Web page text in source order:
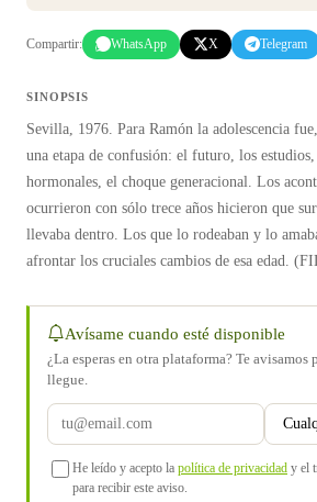
Compartir: WhatsApp X Telegram
SINOPSIS
Sevilla, 1976. Para Ramón la adolescencia
una etapa de confusión: el futuro, los
hormonales, el choque generacional. Los
ocurrieron con sólo trece años hicieron que
llevaba dentro. Los que lo rodeaban y lo
afrontar los cruciales cambios de esa edad.
Avísame cuando esté disponible
¿La esperas en otra plataforma? Te avisamos
llegue.
He leído y acepto la política de privacidad y el
para recibir este aviso.